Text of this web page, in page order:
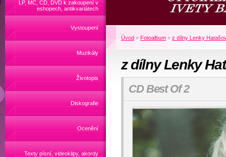
LP, MC, CD, DVD k zakoupení v
eshopech, antikvariátech
Vystoupení
Muzikály
Životopis
Diskografie
Ocenění
Texty písní, videoklipy, akordy
Úvod » Fotoalbum » z dílny Lenky
z dílny Lenky
CD Best Of 2